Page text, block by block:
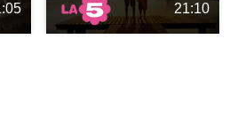
21:10